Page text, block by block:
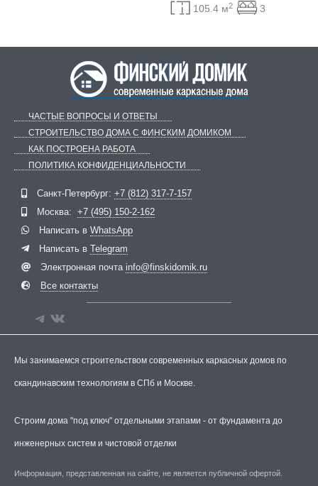
105.4 м2 3
ЧАСТЫЕ ВОПРОСЫ И ОТВЕТЫ
СТРОИТЕЛЬСТВО ДОМА С ФИНСКИМ ДОМИКОМ
КАК ПОСТРОЕНА РАБОТА
ПОЛИТИКА КОНФИДЕНЦИАЛЬНОСТИ
Санкт-Петербург: +7 (812) 317-7-157
Москва: +7 (495) 150-2-162
Написать в WhatsApp
Написать в Telegram
Электронная почта info@finskidomik.ru
Все контакты
Мы занимаемся строительством современных каркасных домов по
скандинавским технологиям в СПб и Москве.
Строим дома "под ключ" отдельными этапами - от фундамента до
инженерных систем и чистовой отделки
Информация, представленная на сайте, не является публичной офертой.